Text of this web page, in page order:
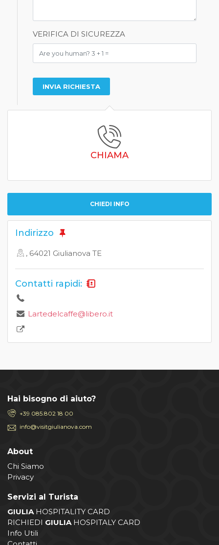
VERIFICA DI SICUREZZA
CHIAMA
CHIEDI INFO
Indirizzo
, 64021 Giulianova TE
Contatti rapidi:
Lartedelcaffe@libero.it
Hai bisogno di aiuto?
+39 085.802 18 00
info@visitgiulianova.com
About
Chi Siamo
Privacy
Servizi al Turista
GIULIA HOSPITALITY CARD
RICHIEDI GIULIA HOSPITALY CARD
Info Utili